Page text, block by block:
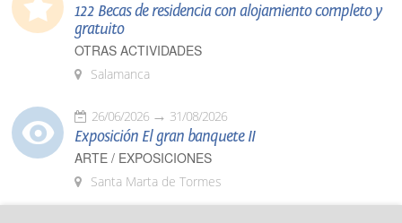
122 Becas de residencia con alojamiento completo y
gratuito
OTRAS ACTIVIDADES
Salamanca
26/06/2026 31/08/2026
Exposición El gran banquete II
ARTE / EXPOSICIONES
Santa Marta de Tormes